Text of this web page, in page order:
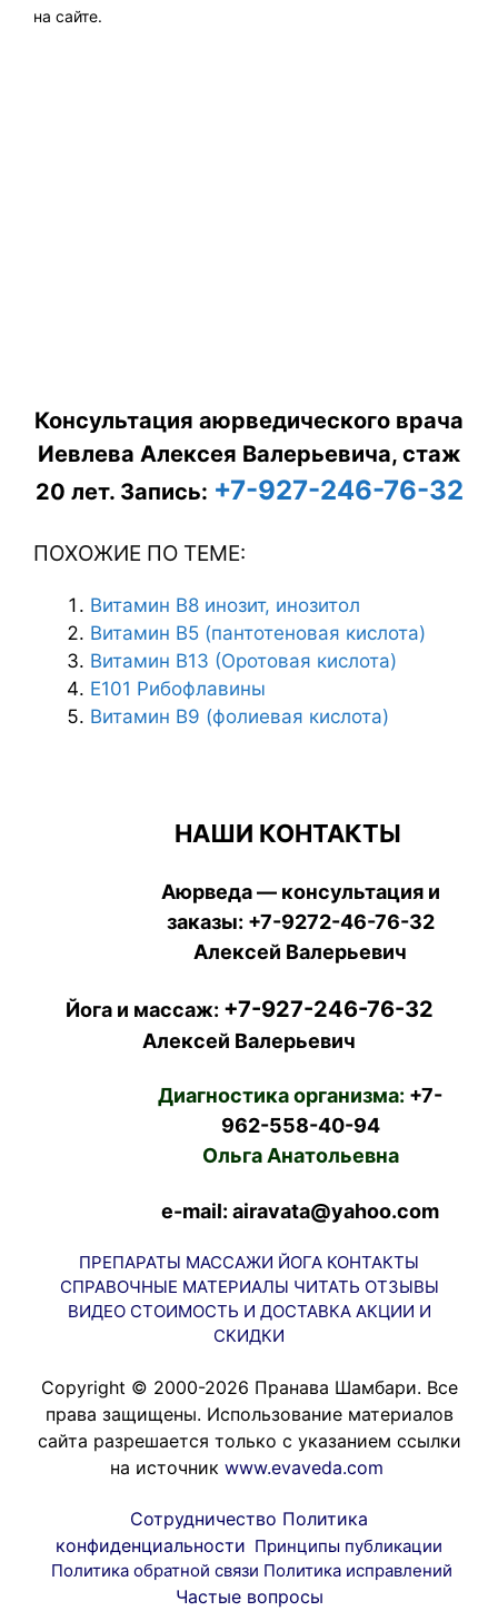
на сайте.
Консультация аюрведического врача
Иевлева Алексея Валерьевича, стаж
20 лет. Запись: +7-927-246-76-32
ПОХОЖИЕ ПО ТЕМЕ:
Витамин В8 инозит, инозитол
Витамин В5 (пантотеновая кислота)
Витамин B13 (Оротовая кислота)
Е101 Рибофлавины
Витамин В9 (фолиевая кислота)
НАШИ КОНТАКТЫ
Аюрведа — консультация и
заказы: +7-9272-46-76-32
Алексей Валерьевич
Йога и массаж: +7-927-246-76-32
Алексей Валерьевич
Диагностика организма: +7-
962-558-40-94
Ольга Анатольевна
e-mail: airavata@yahoo.com
ПРЕПАРАТЫ МАССАЖИ ЙОГА КОНТАКТЫ
СПРАВОЧНЫЕ МАТЕРИАЛЫ ЧИТАТЬ ОТЗЫВЫ
ВИДЕО СТОИМОСТЬ И ДОСТАВКА АКЦИИ И
СКИДКИ
Copyright © 2000-2026 Пранава Шамбари. Все
права защищены. Использование материалов
сайта разрешается только с указанием ссылки
на источник www.evaveda.com
Сотрудничество Политика
конфиденциальности Принципы публикации
Политика обратной связи Политика исправлений
Частые вопросы